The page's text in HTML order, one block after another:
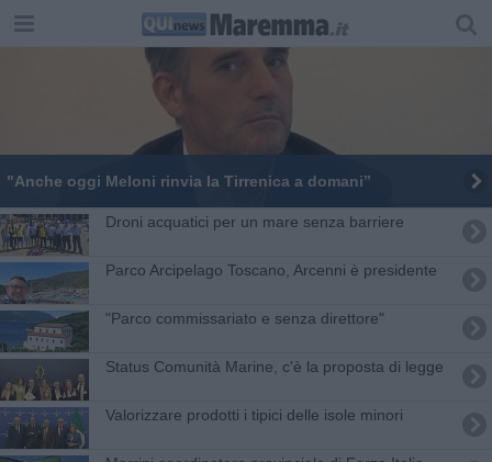
"​Anche oggi Meloni rinvia la Tirrenica a domani”
Droni acquatici per un mare senza barriere
Parco Arcipelago Toscano, Arcenni è presidente
"Parco commissariato e senza direttore"
Status Comunità Marine, c'è la proposta di legge
Valorizzare prodotti i tipici delle isole minori